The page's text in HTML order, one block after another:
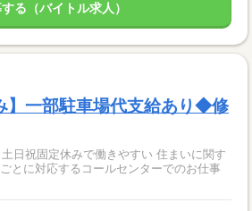
る（バイトル求人）
】一部駐車場代支給あり◆修
日祝固定休みで働きやすい 住まいに関す
とに対応するコールセンターでのお仕事